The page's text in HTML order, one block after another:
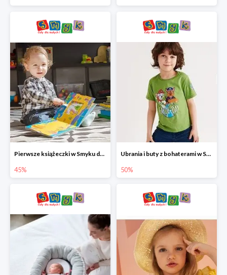
Pierwsze książeczki w Smyku do -45%
45%
Ubrania i buty z bohaterami w Smyku do -50%
50%